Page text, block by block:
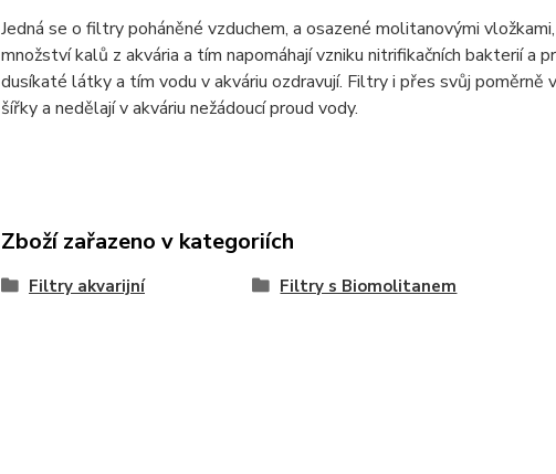
Jedná se o filtry poháněné vzduchem, a osazené molitanovými
množství kalů z akvária a tím napomáhají vzniku nitrifikačních bakterií a
dusíkaté látky a tím vodu v akváriu ozdravují. Filtry i přes svůj poměrně
šířky a nedělají v akváriu nežádoucí proud vody.
Zboží zařazeno v kategoriích
Filtry akvarijní Filtry s Biomolitanem